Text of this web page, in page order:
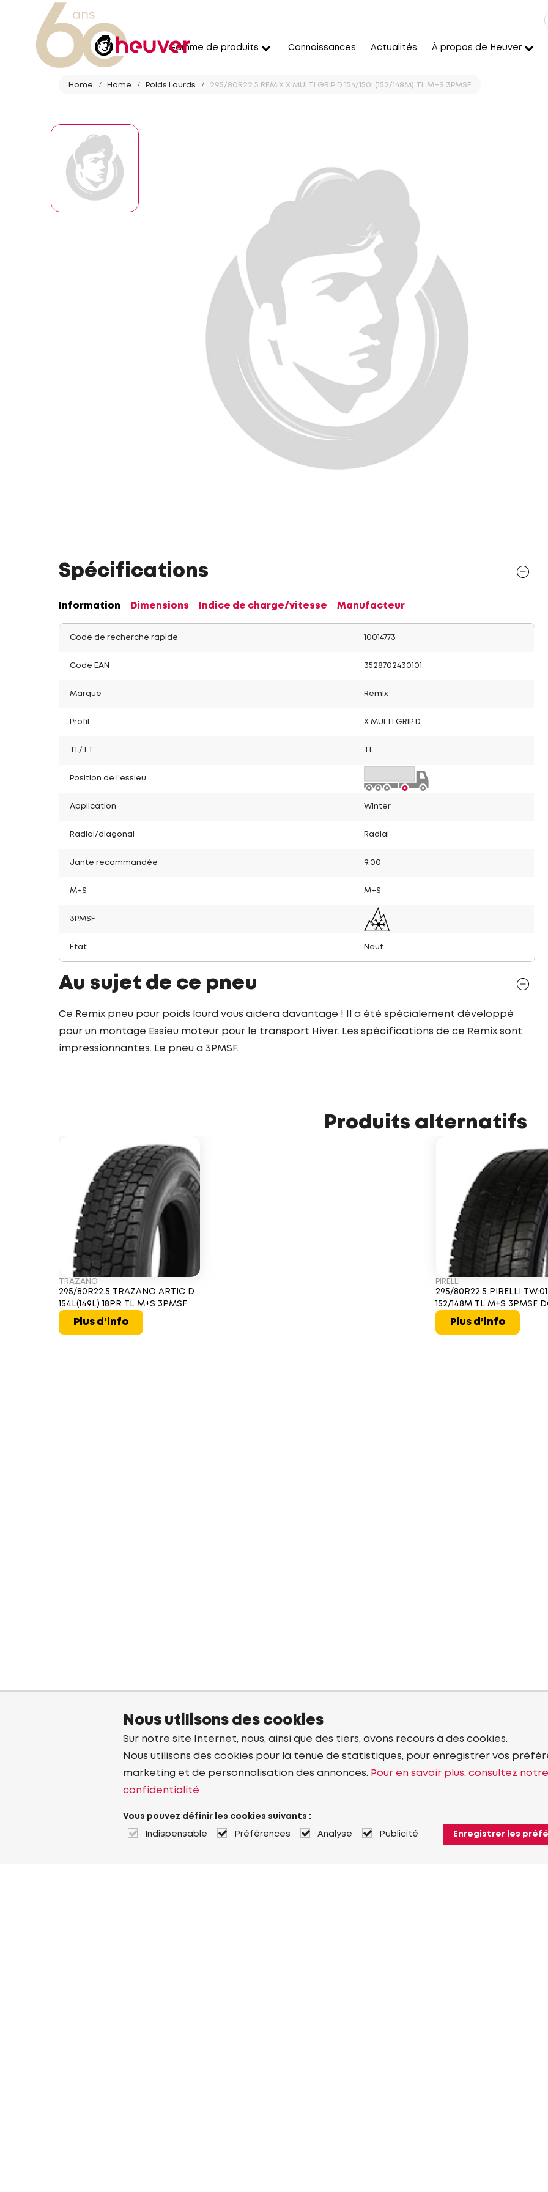
Gamme de produits Connaissances Actualités À propos de Heuver
Home Home Poids Lourds 295/80R22.5 REMIX X MULTI GRIP D 154/150L(152/148M) TL M+S 3PMSF
Spécifications
Information Dimensions Indice de charge/vitesse Manufacteur
Code de recherche rapide 10014773
Code EAN 3528702430101
Marque Remix
Profil X MULTI GRIP D
TL/TT
Position de l’essieu
Application Winter
Radial/diagonal Radial
Jante recommandée 9.00
M+S M+S
3PMSF
État Neuf
Au sujet de ce pneu
Ce Remix pneu pour poids lourd vous aidera davantage ! Il a été spécialement développé
pour un montage Essieu moteur pour le transport Hiver. Les spécifications de ce Remix sont
impressionnantes. Le pneu a 3PMSF.
Produits alternatifs
TRAZANO
295/80R22.5 TRAZANO ARTIC D
154L(149L) 18PR TL M+S 3PMSF
Plus d’info
PIRELLI
295/80R22.5 PIRELLI TW:01
152/148M TL M+S 3PMSF
Plus d’info
Nous utilisons des cookies
Sur notre site Internet, nous, ainsi que des tiers, avons recours à des cookies.
Nous utilisons des cookies pour la tenue de statistiques, pour enregistrer vos
marketing et de personnalisation des annonces. Pour en savoir plus, consultez
confidentialité
Vous pouvez définir les cookies suivants :
Indispensable Préférences Analyse Publicité Enregistrer les